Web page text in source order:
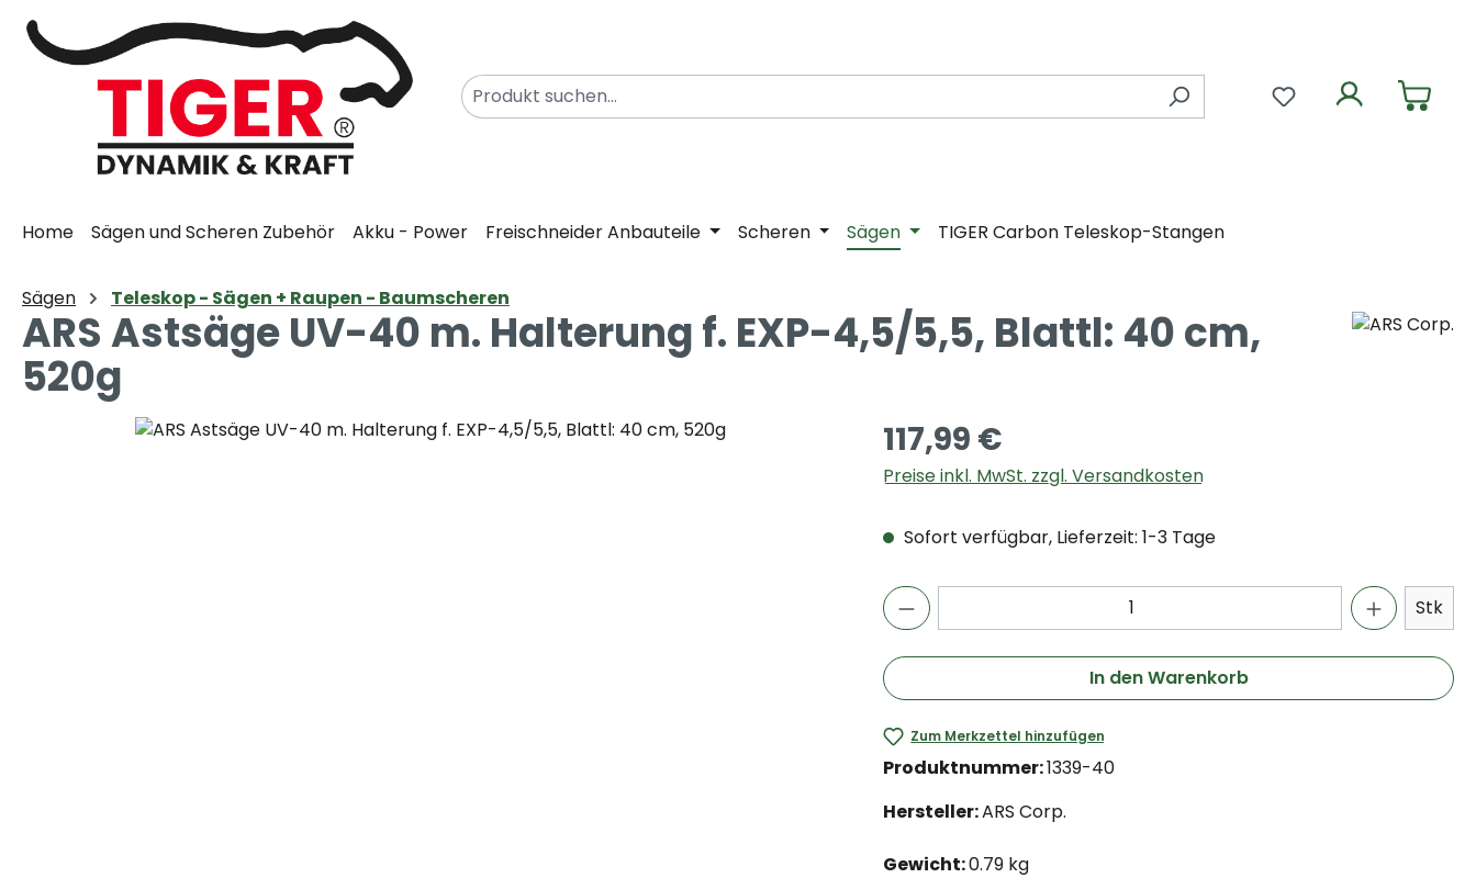
Hauptinhalt springen
Zur Suche springen
Zur Hauptnavigation springen
Du hast 0
Home Sägen und Scheren Zubehör Akku - Power Freischneider Anbauteile Scheren Sägen TIGER Carbon Teleskop-Stangen
Sägen Teleskop - Sägen + Raupen - Baumscheren
ARS Astsäge UV-40 m. Halterung f. EXP-4,5/5,5, Blattl: 40 cm,
520g
Bildergalerie überspringen 117,99 €
Preise inkl. MwSt. zzgl. Versandkosten
Sofort verfügbar, Lieferzeit: 1-3 Tage
Stk
In den Warenkorb
Zum Merkzettel hinzufügen
Produktnummer:1339-40
Hersteller:ARS Corp.
Gewicht:0.79 kg